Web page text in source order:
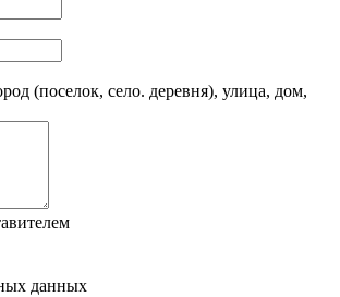
(поселок, село. деревня), улица, дом,
данных